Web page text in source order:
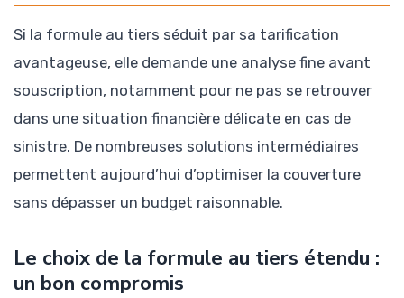
Si la formule au tiers séduit par sa tarification
avantageuse, elle demande une analyse fine avant
souscription, notamment pour ne pas se retrouver
dans une situation financière délicate en cas de
sinistre. De nombreuses solutions intermédiaires
permettent aujourd’hui d’optimiser la couverture
sans dépasser un budget raisonnable.
Le choix de la formule au tiers étendu :
un bon compromis